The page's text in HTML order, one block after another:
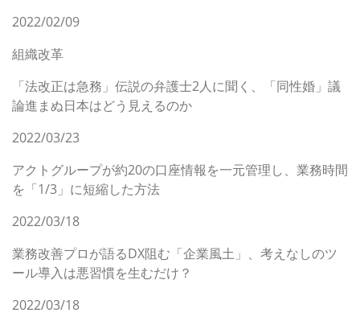
2022/02/09
組織改革
「法改正は急務」伝説の弁護士2人に聞く、「同性婚」議
論進まぬ日本はどう見えるのか
2022/03/23
アクトグループが約20の口座情報を一元管理し、業務時間
を「1/3」に短縮した方法
2022/03/18
業務改善プロが語るDX阻む「企業風土」、考えなしのツ
ール導入は悪習慣を生むだけ？
2022/03/18